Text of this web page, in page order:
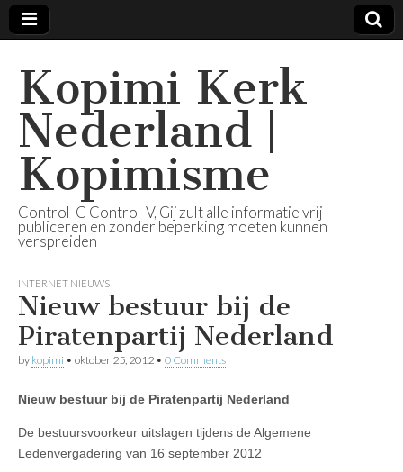
Kopimi Kerk
Nederland |
Kopimisme
Control-C Control-V, Gij zult alle informatie vrij
publiceren en zonder beperking moeten kunnen
verspreiden
INTERNET NIEUWS
Nieuw bestuur bij de
Piratenpartij Nederland
by kopimi • oktober 25, 2012 • 0 Comments
Nieuw bestuur bij de Piratenpartij Nederland
De bestuursvoorkeur uitslagen tijdens de Algemene
Ledenvergadering van 16 september 2012